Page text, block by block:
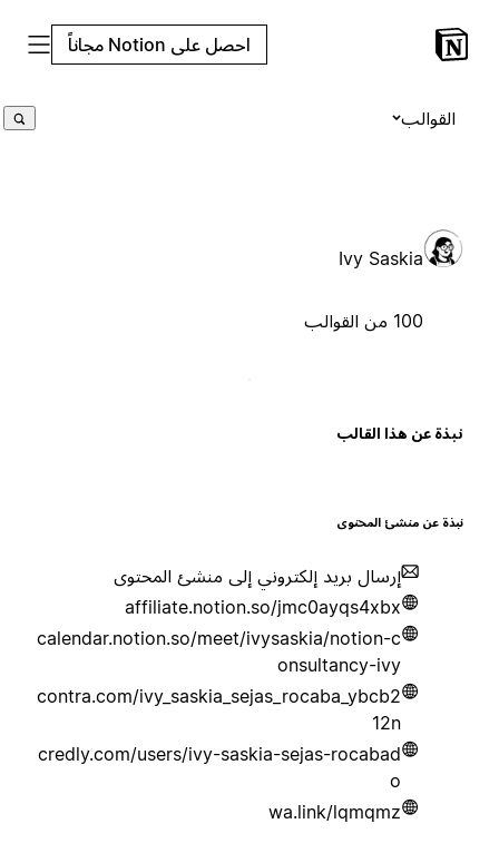
احصل على Notion مجاناً
القوالب
Ivy Saskia
عن هذا القالب
عن منشئ المحتوى
إرسال بريد إلكتروني إلى منشئ المحتوى
affiliate.notion.so/jmc0ayqs4xbx
calendar.notion.so/meet/ivysaskia/notion-c
onsultancy-ivy
contra.com/ivy_saskia_sejas_rocaba_ybcb2
credly.com/users/ivy-saskia-sejas-rocabad
wa.link/lqmqmz